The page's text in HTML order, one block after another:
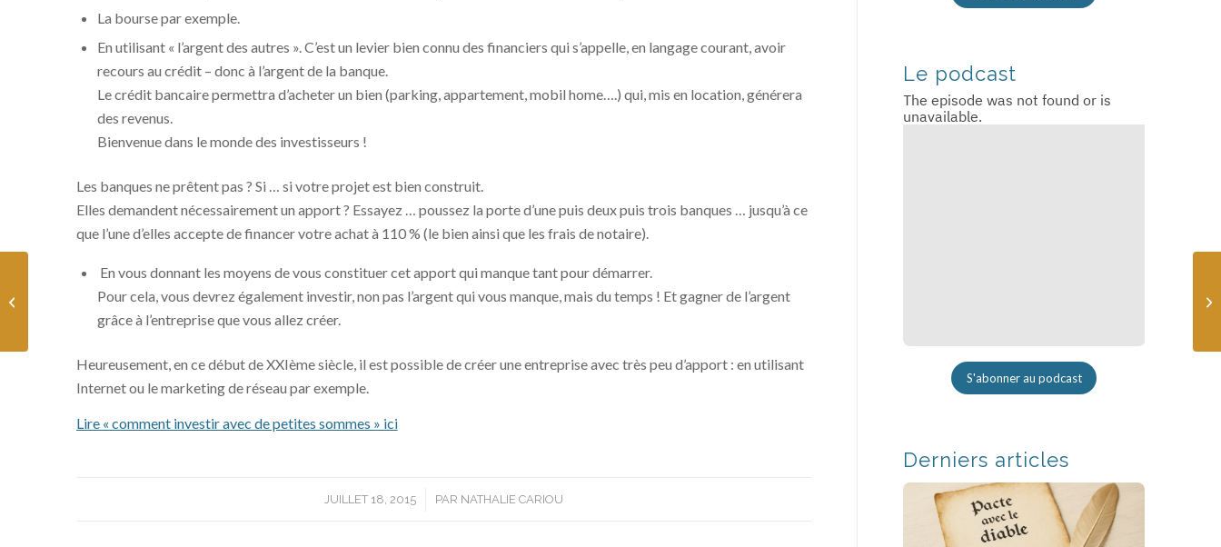
La bourse par exemple.
En utilisant « l’argent des autres ». C’est un levier bien connu des financiers qui s’appelle, en langage courant, avoir
recours au crédit – donc à l’argent de la banque.
Le crédit bancaire permettra d’acheter un bien (parking, appartement, mobil home….) qui, mis en location, générera
des revenus.
Bienvenue dans le monde des investisseurs !
Les banques ne prêtent pas ? Si … si votre projet est bien construit.
Elles demandent nécessairement un apport ? Essayez … poussez la porte d’une puis deux puis trois banques … jusqu’à ce
que l’une d’elles accepte de financer votre achat à 110 % (le bien ainsi que les frais de notaire).
En vous donnant les moyens de vous constituer cet apport qui manque tant pour démarrer.
Pour cela, vous devrez également investir, non pas l’argent qui vous manque, mais du temps ! Et gagner de l’argent
grâce à l’entreprise que vous allez créer.
Heureusement, en ce début de XXIème siècle, il est possible de créer une entreprise avec très peu d’apport : en utilisant
Internet ou le marketing de réseau par exemple.
Lire « comment investir avec de petites sommes » ici
JUILLET 18, 2015
/ PAR NATHALIE CARIOU
Le podcast
S'abonner au podcast
Derniers articles
Comment devenir riche